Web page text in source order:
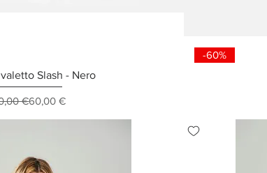
Slash - Nero
Prezzo regolare
€Prezzo scontato
60,00 €
-60%